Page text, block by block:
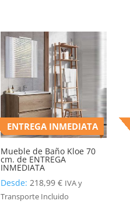
ENTREGA INMEDIATA
Mueble de Baño Kloe 70
cm. de ENTREGA
INMEDIATA
Desde: 218,99 € IVA y
Transporte Incluido